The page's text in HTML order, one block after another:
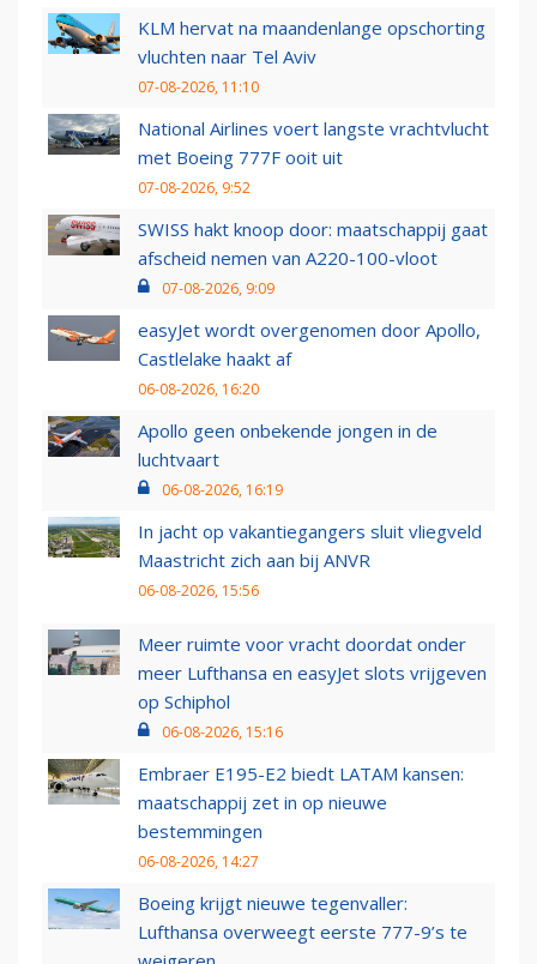
KLM hervat na maandenlange opschorting
vluchten naar Tel Aviv
07-08-2026, 11:10
National Airlines voert langste vrachtvlucht
met Boeing 777F ooit uit
07-08-2026, 9:52
SWISS hakt knoop door: maatschappij gaat
afscheid nemen van A220-100-vloot
07-08-2026, 9:09
easyJet wordt overgenomen door Apollo,
Castlelake haakt af
06-08-2026, 16:20
Apollo geen onbekende jongen in de
luchtvaart
06-08-2026, 16:19
In jacht op vakantiegangers sluit vliegveld
Maastricht zich aan bij ANVR
06-08-2026, 15:56
Meer ruimte voor vracht doordat onder
meer Lufthansa en easyJet slots vrijgeven
op Schiphol
06-08-2026, 15:16
Embraer E195-E2 biedt LATAM kansen:
maatschappij zet in op nieuwe
bestemmingen
06-08-2026, 14:27
Boeing krijgt nieuwe tegenvaller:
Lufthansa overweegt eerste 777-9’s te